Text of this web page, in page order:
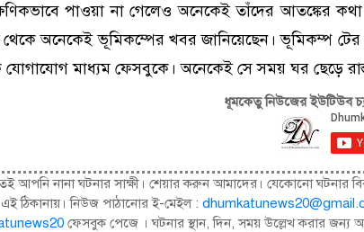
পাওয়া না গেলেও অনেকেই তাঁদের আতঙ্কের কথা
থেকে অনেকেই ভূমিকম্পের খবর জানিয়েছেন। ভূমিকম্প
যোগাযোগ মাধ্যম ফেসবুকে। অনেকেই সে সময় ঘর ছেড়ে
ধূমকেতু নিউজের ইউটিউব
আপনি নানা ঘটনার সাক্ষী। শেয়ার করুন আমাদের। যেকোনো ঘটনার
ঠিকানায়। নিউজ পাঠানোর ই-মেইল :
ফেসবুক পেজে । ঘটনার স্থান, দিন, সময় উল্লেখ করার